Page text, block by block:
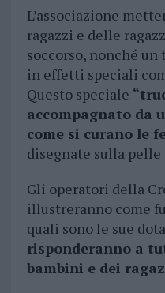
L’associazione
ragazzi e delle
soccorso, nonché
in effetti speciali
Questo speciale
accompagnato da
come si curano le
disegnate sulla
Gli operatori della
illustreranno come
quali sono le sue
risponderanno a
bambini e dei